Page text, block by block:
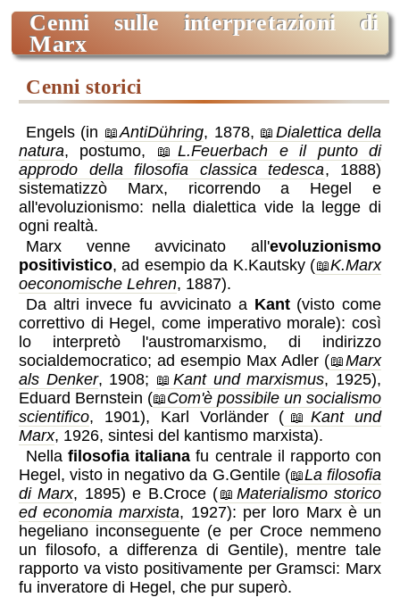
cenni sulle interpretazioni di
Marx
cenni storici
Engels (in AntiDühring, 1878,
Dialettica della
natura, postumo,
L.Feuerbach e il punto di
approdo della filosofia classica tedesca, 1888)
sistematizzò Marx, ricorrendo a Hegel e
all'evoluzionismo: nella dialettica vide la legge di
ogni realtà.
Marx venne avvicinato all'evoluzionismo
positivistico, ad esempio da K.Kautsky (
K.Marx
oeconomische Lehren, 1887).
Da altri invece fu avvicinato a Kant(visto come
correttivo di Hegel, come imperativo morale): così
lo interpretò l'austromarxismo, di indirizzo
socialdemocratico; ad esempio Max Adler (
Marx
als Denker, 1908; Kant und marxismus, 1925),
Eduard Bernstein (
Com'è possibile un socialismo
scientifico, 1901), Karl Vorländer (
Kant und
Marx, 1926, sintesi del kantismo marxista).
Nellafilosofia italiana fu centrale il rapporto con
Hegel, visto in negativo da G.Gentile (
La filosofia
di Marx, 1895) e B.Croce (
Materialismo storico
ed economia marxista, 1927): per loro Marx è un
hegeliano inconseguente (e per Croce nemmeno
un filosofo, a differenza di Gentile), mentre tale
rapporto va visto positivamente per Gramsci: Marx
fu inveratore di Hegel, che pur superò.